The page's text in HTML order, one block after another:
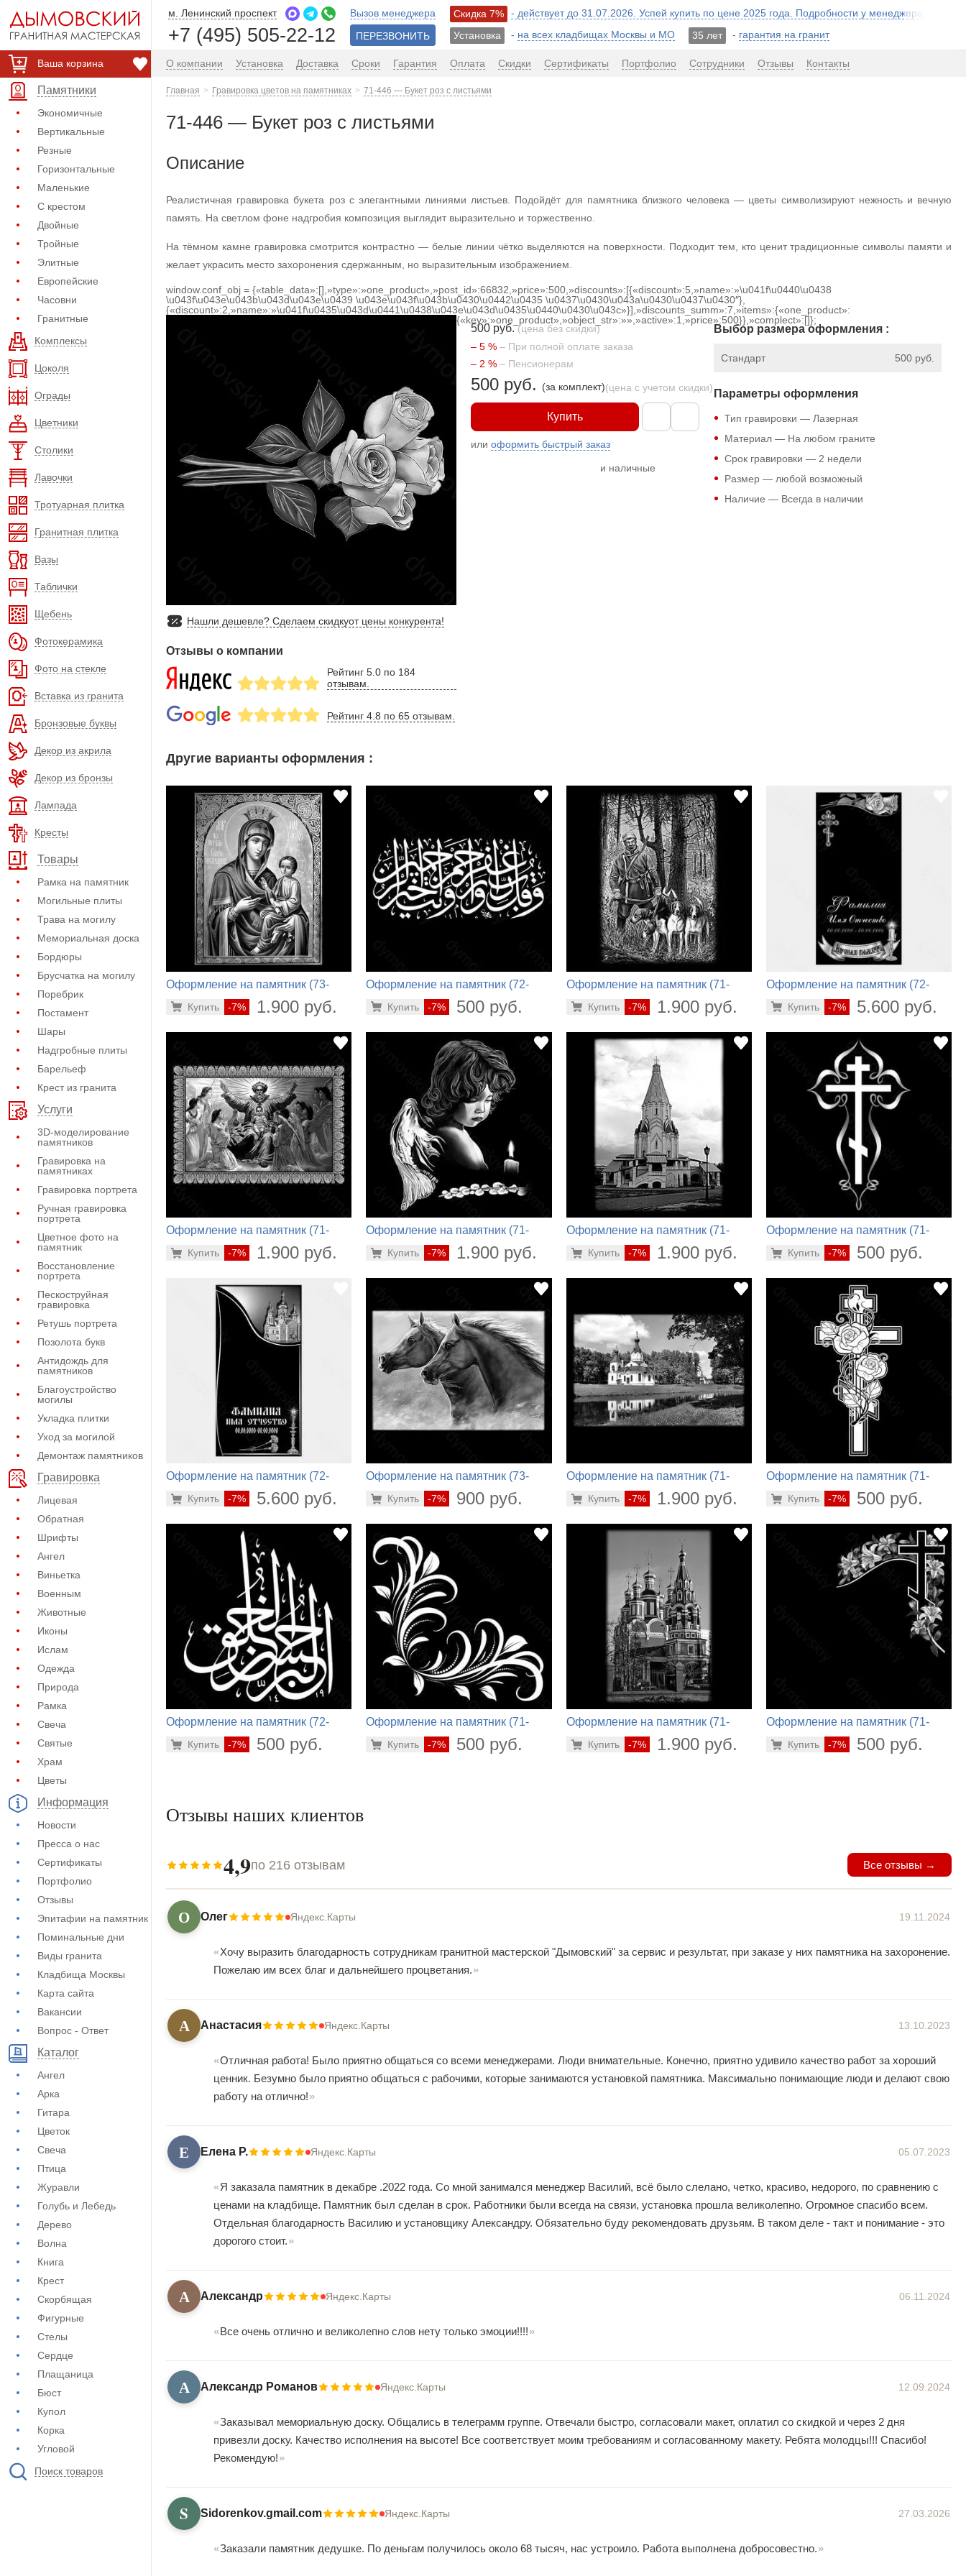
Ваша корзина
Памятники
Экономичные
Вертикальные
Резные
Горизонтальные
Маленькие
С крестом
Двойные
Тройные
Элитные
Европейские
Часовни
Гранитные
Комплексы
Цоколя
Ограды
Цветники
Столики
Лавочки
Тротуарная плитка
Гранитная плитка
Вазы
Таблички
Щебень
Фотокерамика
Фото на стекле
Вставка из гранита
Бронзовые буквы
Декор из акрила
Декор из бронзы
Лампада
Кресты
Товары
Рамка на памятник
Могильные плиты
Трава на могилу
Мемориальная доска
Бордюры
Брусчатка на могилу
Поребрик
Постамент
Шары
Надгробные плиты
Барельеф
Крест из гранита
Услуги
3D-моделирование
памятников
Гравировка на
памятниках
Гравировка портрета
Ручная гравировка
портрета
Цветное фото на
памятник
Восстановление
портрета
Пескоструйная
гравировка
Ретушь портрета
Позолота букв
Антидождь для
памятников
Благоустройство
могилы
Укладка плитки
Уход за могилой
Демонтаж памятников
Гравировка
Лицевая
Обратная
Шрифты
Ангел
Виньетка
Военным
Животные
Иконы
Ислам
Одежда
Природа
Рамка
Свеча
Святые
Храм
Цветы
Информация
Новости
Пресса о нас
Сертификаты
Портфолио
Отзывы
Эпитафии на памятник
Поминальные дни
Виды гранита
Кладбища Москвы
Карта сайта
Вакансии
Вопрос - Ответ
Каталог
Ангел
Арка
Гитара
Цветок
Свеча
Птица
Журавли
Голубь и Лебедь
Дерево
Волна
Книга
Крест
Скорбящая
Фигурные
Стелы
Сердце
Плащаница
Бюст
Купол
Корка
Угловой
Поиск товаров
м. Ленинский проспект
+7 (495) 505-22-12
Вызов менеджера
ПЕРЕЗВОНИТЬ
Скидка 7%
- действует до 31.07.2026. Успей купить по цене 2025 года. Подробности у менеджера!
Установка
- на всех кладбищах Москвы и МО 35 лет - гарантия на гранит
О компании Установка Доставка Сроки Гарантия Оплата Скидки Сертификаты Портфолио Сотрудники Отзывы Контакты
Главная Гравировка цветов на памятниках 71-446 — Букет роз с листьями
71-446 — Букет роз с листьями
Описание
Реалистичная гравировка букета роз с элегантными линиями листьев. Подойдёт для памятника близкого человека — цветы символизируют нежность и вечную
память. На светлом фоне надгробия композиция выглядит выразительно и торжественно.
На тёмном камне гравировка смотрится контрастно — белые линии чётко выделяются на поверхности. Подходит тем, кто ценит традиционные символы памяти и
желает украсить место захоронения сдержанным, но выразительным изображением.
window.conf_obj = {«table_data»:[],»type»:»one_product»,»post_id»:66832,»price»:500,»discounts»:[{«discount»:5,»name»:»\u041f\u0440\u0438
\u043f\u043e\u043b\u043d\u043e\u0439 \u043e\u043f\u043b\u0430\u0442\u0435 \u0437\u0430\u043a\u0430\u0437\u0430″},
{«discount»:2,»name»:»\u041f\u0435\u043d\u0441\u0438\u043e\u043d\u0435\u0440\u0430\u043c»}],»discounts_summ»:7,»items»:{«one_product»:
{«key»:»one_product»,»object_str»:»»,»active»:1,»price»:500}},»complect»:[]};
Нашли дешевле? Сделаем скидкуот цены конкурента!
Отзывы о компании
Рейтинг 5.0 по 184
отзывам.
Рейтинг 4.8 по 65 отзывам.
500 руб. (цена без скидки)
– 5 % – При полной оплате заказа
– 2 % – Пенсионерам
500 руб. (за комплект)(цена с учетом скидки)
Купить
илиоформить быстрый заказ
и наличные
Выбор размера оформления :
500 руб.
Стандарт
Параметры оформления
Тип гравировки — Лазерная
Материал — На любом граните
Срок гравировки — 2 недели
Размер — любой возможный
Наличие — Всегда в наличии
Другие варианты оформления :
Оформление на памятник (73-
-7% 1.900 руб.
Купить
Оформление на памятник (72-
-7% 500 руб.
Купить
Оформление на памятник (71-
-7% 1.900 руб.
Купить
Оформление на памятник (72-
-7% 5.600 руб.
Купить
Оформление на памятник (71-
-7% 1.900 руб.
Купить
Оформление на памятник (71-
-7% 1.900 руб.
Купить
Оформление на памятник (71-
-7% 1.900 руб.
Купить
Оформление на памятник (71-
-7% 500 руб.
Купить
Оформление на памятник (72-
-7% 5.600 руб.
Купить
Оформление на памятник (73-
-7% 900 руб.
Купить
Оформление на памятник (71-
-7% 1.900 руб.
Купить
Оформление на памятник (71-
-7% 500 руб.
Купить
Оформление на памятник (72-
-7% 500 руб.
Купить
Оформление на памятник (71-
-7% 500 руб.
Купить
Оформление на памятник (71-
-7% 1.900 руб.
Купить
Оформление на памятник (71-
-7% 500 руб.
Купить
Отзывы наших клиентов
4,9по 216 отзывам Все отзывы →
О Олег Яндекс.Карты 19.11.2024
Хочу выразить благодарность сотрудникам гранитной мастерской "Дымовский" за сервис и результат, при заказе у них памятника на захоронение.
Пожелаю им всех благ и дальнейшего процветания.
А Анастасия Яндекс.Карты 13.10.2023
Отличная работа! Было приятно общаться со всеми менеджерами. Люди внимательные. Конечно, приятно удивило качество работ за хороший
ценник. Безумно было приятно общаться с рабочими, которые занимаются установкой памятника. Максимально понимающие люди и делают свою
работу на отлично!
Е Елена Р. Яндекс.Карты 05.07.2023
Я заказала памятник в декабре .2022 года. Со мной занимался менеджер Василий, всё было слелано, четко, красиво, недорого, по сравнению с
ценами на кладбище. Памятник был сделан в срок. Работники были всегда на связи, установка прошла великолепно. Огромное спасибо всем.
Отдельная благодарность Василию и установщику Александру. Обязательно буду рекомендовать друзьям. В таком деле - такт и понимание - это
дорогого стоит.
А Александр Яндекс.Карты 06.11.2024
Все очень отлично и великолепно слов нету только эмоции!!!!
А Александр Романов Яндекс.Карты 12.09.2024
Заказывал мемориальную доску. Общались в телеграмм группе. Отвечали быстро, согласовали макет, оплатил со скидкой и через 2 дня
привезли доску. Качество исполнения на высоте! Все соответствует моим требованиям и согласованному макету. Ребята молодцы!!! Спасибо!
Рекомендую!
S Sidorenkov.gmail.com Яндекс.Карты 27.03.2026
Заказали памятник дедушке. По деньгам получилось около 68 тысяч, нас устроило. Работа выполнена добросовестно.